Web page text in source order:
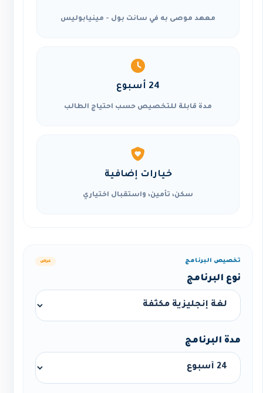
معهد موصى به في سانت بول - مينيابوليس
24 أسبوع
مدة قابلة للتخصيص حسب احتياج الطالب
خيارات إضافية
سكن، تأمين، واستقبال اختياري
تخصيص البرنامج عرض
نوع البرنامج
مدة البرنامج